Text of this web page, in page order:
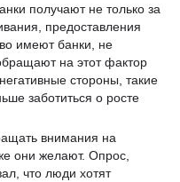
получают не только за
предоставления
имеют банки, не
на этот фактор
стороны, такие
заботиться о росте
внимания на
они желают. Опрос,
что люди хотят